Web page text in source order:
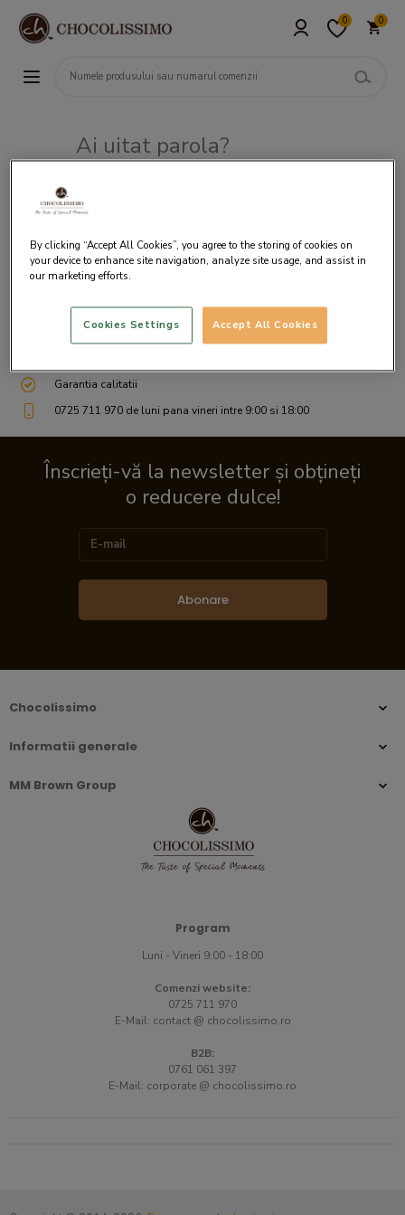
0 0
Ai uitat parola?
Livrare gratuita incepand cu 200 lei
Garantia calitatii
0725 711 970 de luni pana vineri intre 9:00 si 18:00
Înscrieți-vă la newsletter și obțineți
o reducere dulce!
Abonare
Chocolissimo
Informatii generale
MM Brown Group
Program
Luni - Vineri 9:00 - 18:00
Comenzi website:
0725 711 970
E-Mail: contact @ chocolissimo.ro
B2B:
0761 061 397
E-Mail: corporate @ chocolissimo.ro
By clicking “Accept All Cookies”, you agree to the storing of cookies on
your device to enhance site navigation, analyze site usage, and assist in
our marketing efforts.
Accept All Cookies
Cookies Settings